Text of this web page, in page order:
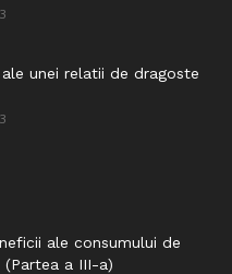
ale unei relatii de dragoste
ale consumului de
(Partea a III-a)